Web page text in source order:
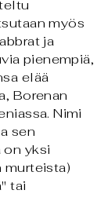
myös
ja
pienempiä,
elää
Borenan
Nimi
sen
on yksi
murteista)
tai